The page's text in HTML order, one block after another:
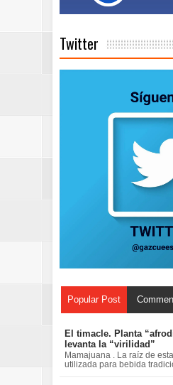
Twitter
Popular Post
El timacle. Planta
levanta la “virilidad”
Mamajuana . La raíz de
utilizada para bebida